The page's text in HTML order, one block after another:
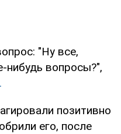
"Ну все,
нибудь вопросы?",
позитивно
его, после